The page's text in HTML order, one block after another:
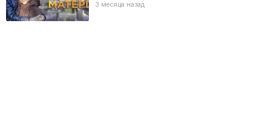
3 месяца назад